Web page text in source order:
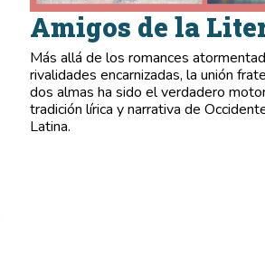
Amigos de la
Más allá de los romances
rivalidades encarnizadas, la unión
dos almas ha sido el verdadero
tradición lírica y narrativa de
Latina.